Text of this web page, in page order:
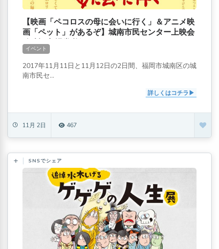
【映画「ペコロスの母に会いに行く」＆アニメ映
画「ペット」があるぞ】城南市民センター上映会
(無料)[入場券必須]
イベント
2017年11月11日と11月12日の2日間、福岡市城南区の城
南市民セ...
詳しくはコチラ
11月 2日 467
SNSでシェア